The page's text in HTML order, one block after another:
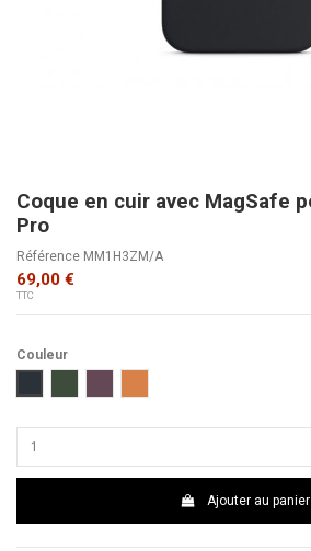
Coque en cuir avec MagSafe
Pro
Référence MM1H3ZM/A
69,00 €
TTC
Couleur
Ajouter au panier